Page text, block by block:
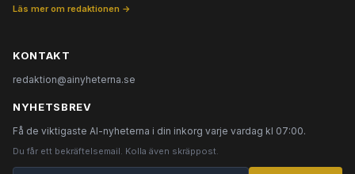
Läs mer om redaktionen →
KONTAKT
redaktion@ainyheterna.se
NYHETSBREV
Få de viktigaste AI-nyheterna i din inkorg varje vardag kl 07:00.
Du får ett bekräftelsemail. Kolla även skräppost.